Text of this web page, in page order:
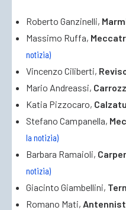
Roberto Ganzinelli,
Massimo Ruffa,
notizia)
Vincenzo Ciliberti,
Mario Andreassi,
Katia Pizzocaro,
Stefano Campanella,
la notizia)
Barbara Ramaioli,
notizia)
Giacinto Giambellini,
Romano Mati,